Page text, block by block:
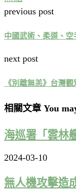
previous post
中國武術、柔道、空
next post
《別離無恙》台灣
相關文章 You
海巡署「雲林
2024-03-10
無人機攻擊造